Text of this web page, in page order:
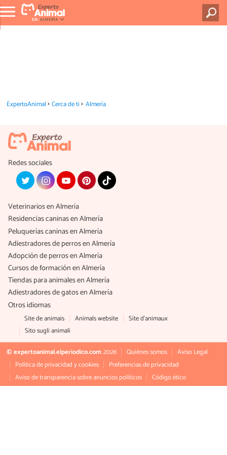
EN:ALMERÍA
ExpertoAnimal Cerca de ti Almería
Redes sociales
Veterinarios en Almería
Residencias caninas en Almería
Peluquerías caninas en Almería
Adiestradores de perros en Almería
Adopción de perros en Almería
Cursos de formación en Almería
Tiendas para animales en Almería
Adiestradores de gatos en Almería
Otros idiomas
Site de animais Animals website
Site d'animaux
Sito sugli animali
© expertoanimal.elperiodico.com2026 Quiénes somos
Aviso Legal
Política de privacidad y cookies
Preferencias de privacidad
Aviso de transparencia sobre anuncios políticos
Código ético